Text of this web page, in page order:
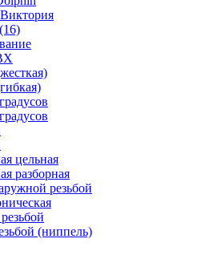
цельная
разборная
резьбой
(ниппель)